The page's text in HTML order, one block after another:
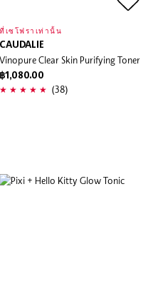
ที่เซโฟราเท่านั้น
CAUDALIE
Vinopure Clear Skin Purifying Toner
฿1,080.00
(38)